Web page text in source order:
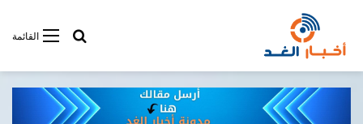
القائمةأبحت فى